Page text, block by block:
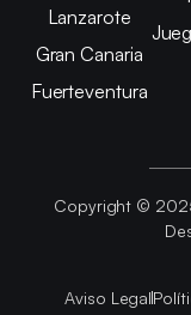
Lanzarote
Gran Canaria
Fuerteventura
Copyright ©
Aviso Legal